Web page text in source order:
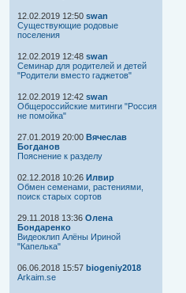
12.02.2019 12:50 swan
Существующие родовые
поселения
12.02.2019 12:48 swan
Семинар для родителей и детей
"Родители вместо гаджетов"
12.02.2019 12:42 swan
Общероссийские митинги "Россия
не помойка"
27.01.2019 20:00 Вячеслав
Богданов
Пояснение к разделу
02.12.2018 10:26 Илвир
Обмен семенами, растениями,
поиск старых сортов
29.11.2018 13:36 Олена
Бондаренко
Видеоклип Алёны Ириной
"Капелька"
06.06.2018 15:57 biogeniy2018
Arkaim.se